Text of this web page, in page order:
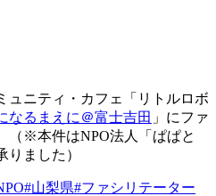
ュニティ・カフェ「リトルロボ
なるまえに＠富士吉田 」にファ
（※本件はNPO法人「ぱぱと
りました）
#山梨県#ファシリテーター